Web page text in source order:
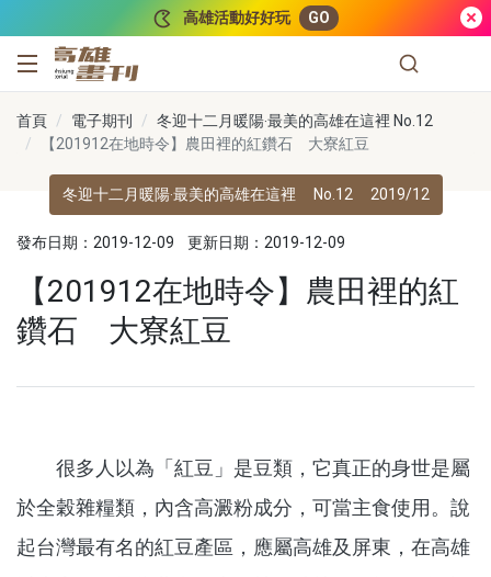
高雄活動好好玩 GO
高雄畫刊
首頁 電子期刊
冬迎十二月暖陽‧最美的高雄在這裡 No.12
【201912在地時令】農田裡的紅鑽石 大寮紅豆
冬迎十二月暖陽‧最美的高雄在這裡 No.12 2019/12
發布日期：2019-12-09 更新日期：2019-12-09
【201912在地時令】農田裡的紅
鑽石 大寮紅豆
很多人以為「紅豆」是豆類，它真正的身世是屬
於全穀雜糧類，內含高澱粉成分，可當主食使用。說
起台灣最有名的紅豆產區，應屬高雄及屏東，在高雄